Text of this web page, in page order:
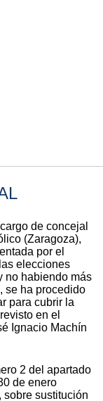
de concejal
(Zaragoza),
por el
elecciones
no habiendo más
se ha procedido
para cubrir la
en el
Ignacio Machín
2 del apartado
de enero
sobre sustitución